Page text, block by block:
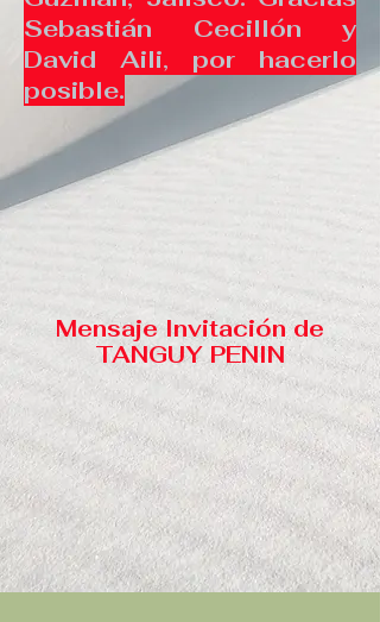
Sebastián Cecillón y
David Aili, por hacerlo
posible.
Mensaje Invitación de
TANGUY PENIN